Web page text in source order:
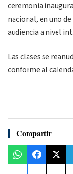
ceremonia
nacional, en uno
audiencia a nivel
Las clases se
conforme al
Compartir